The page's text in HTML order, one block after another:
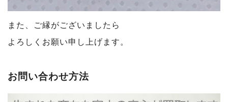
また、ご縁がございましたら
よろしくお願い申し上げます。
お問い合わせ方法